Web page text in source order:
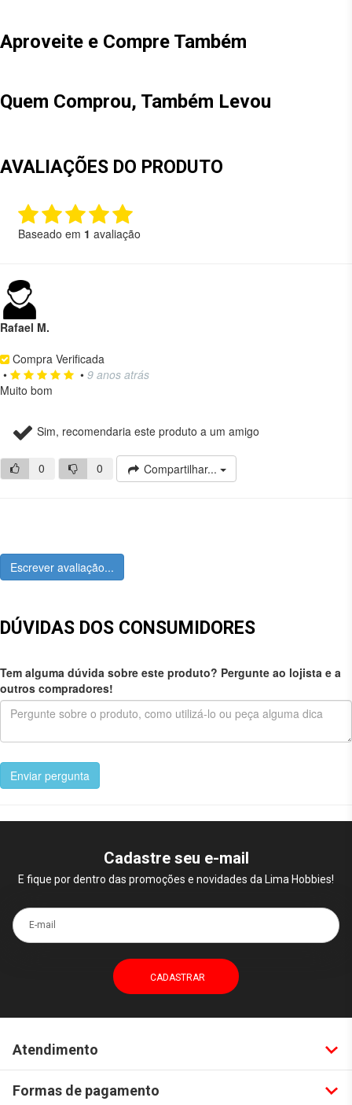
Aproveite e Compre Também
Quem Comprou, Também Levou
AVALIAÇÕES DO PRODUTO
Baseado em 1 avaliação
Rafael M.
Compra Verificada
•
• 9 anos atrás
Muito bom
Sim, recomendaria este produto a um amigo
0 0 Compartilhar...
Escrever avaliação...
DÚVIDAS DOS CONSUMIDORES
Tem alguma dúvida sobre este produto? Pergunte ao lojista e a
outros compradores!
Enviar pergunta
Cadastre seu e-mail
E fique por dentro das promoções e novidades da Lima Hobbies!
E-mail
Atendimento
Formas de pagamento